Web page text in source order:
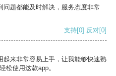
题都能及时解决，服务态度非常
支持[0] 反对[0]
起来非常容易上手，让我能够快速熟
松使用这款app。